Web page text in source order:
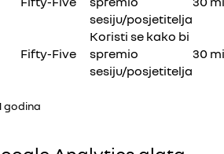
sesiju/posjetitelja
Fifty-Five
Koristi se kako bi
spremio
sesiju/posjetitelja
30
godina